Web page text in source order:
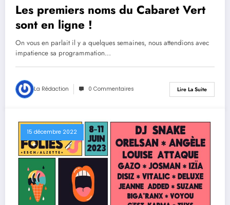
Les premiers noms du Cabaret Vert
sont en ligne !
On vous en parlait il y a quelques semaines, nous attendions avec
impatience sa programmation…
La Rédaction 0 Commentaires Lire La Suite
15 décembre 2022